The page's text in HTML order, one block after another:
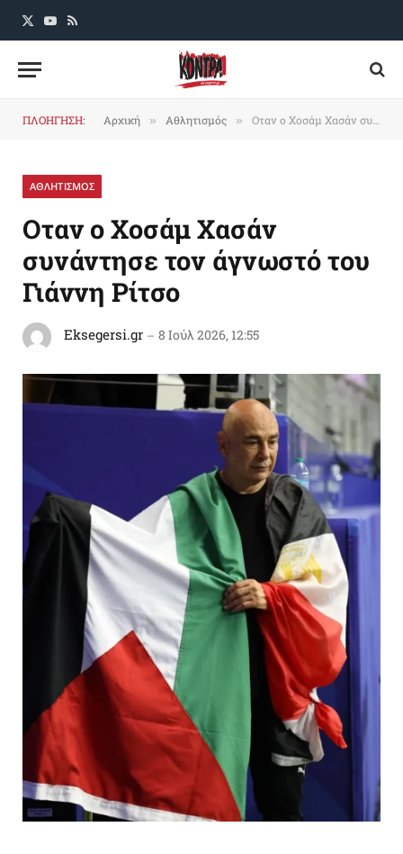
X
YouTube
RSS
ΠΛΟΗΓΗΣΗ: Αρχική » Αθλητισμός » Οταν ο Χοσάμ Χασάν συνάντησε τον άγνωστό του Γιάννη Ρίτσο
ΑΘΛΗΤΙΣΜΟΣ
Οταν ο Χοσάμ Χασάν
συνάντησε τον άγνωστό του
Γιάννη Ρίτσο
Eksegersi.gr 8 Ιούλ 2026, 12:55